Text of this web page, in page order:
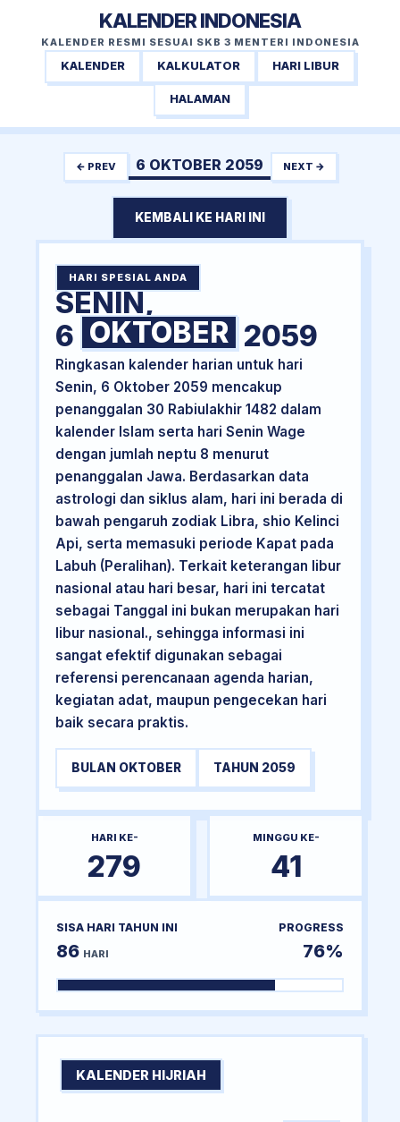
KALENDER INDONESIA
KALENDER RESMI SESUAI SKB 3 MENTERI INDONESIA
KALENDER KALKULATOR HARI LIBUR
HALAMAN
← PREV 6 OKTOBER 2059 NEXT →
KEMBALI KE HARI INI
HARI SPESIAL ANDA
SENIN,
6 OKTOBER 2059
Ringkasan kalender harian untuk hari
Senin, 6 Oktober 2059 mencakup
penanggalan 30 Rabiulakhir 1482 dalam
kalender Islam serta hari Senin Wage
dengan jumlah neptu 8 menurut
penanggalan Jawa. Berdasarkan data
astrologi dan siklus alam, hari ini berada di
bawah pengaruh zodiak Libra, shio Kelinci
Api, serta memasuki periode Kapat pada
Labuh (Peralihan). Terkait keterangan libur
nasional atau hari besar, hari ini tercatat
sebagai Tanggal ini bukan merupakan hari
libur nasional., sehingga informasi ini
sangat efektif digunakan sebagai
referensi perencanaan agenda harian,
kegiatan adat, maupun pengecekan hari
baik secara praktis.
BULAN OKTOBER TAHUN 2059
HARI KE-
279
MINGGU KE-
41
SISA HARI TAHUN INI
86 HARI
PROGRESS
76%
KALENDER HIJRIAH